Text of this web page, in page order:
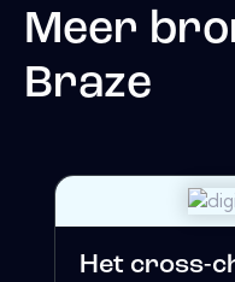
Meer
Braze
Het cross-